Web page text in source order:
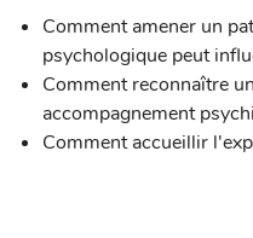
Comment amener un
psychologique peut
Comment reconnaître
accompagnement
Comment accueillir